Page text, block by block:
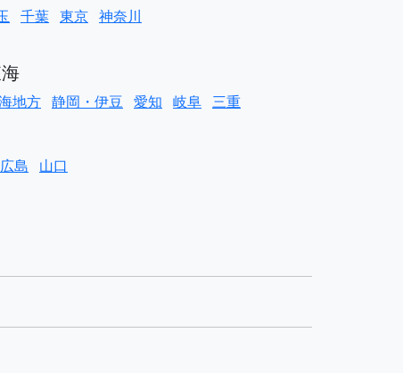
千葉 東京 神奈川
地方 静岡・伊豆 愛知 岐阜 三重
広島 山口